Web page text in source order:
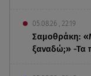
05.08.26 , 22:19
Σαμοθράκη:
ξαναδώ;» -Τα